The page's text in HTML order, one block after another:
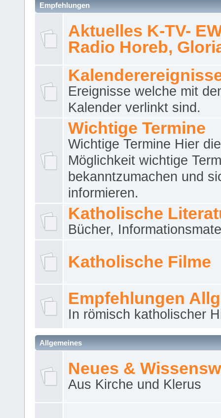
Empfehlungen
Aktuelles K-TV-
Radio Horeb,
Ereignisse welche mit
Kalender verlinkt sind.
Wichtige Termine
Wichtige Termine Hier die
Möglichkeit wichtige
bekanntzumachen und
informieren.
Katholische
Bücher,
Katholische Filme
Empfehlungen
In römisch katholischer
Allgemeines
Neues &
Aus Kirche und Klerus